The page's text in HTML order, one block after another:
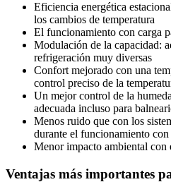
Eficiencia energética
los cambios de temperatura
El funcionamiento con carga
Modulación de la capacidad:
refrigeración muy diversas
Confort mejorado con una
control preciso de la
Un mejor control de la
adecuada incluso para
Menos ruido que con los
durante el funcionamiento con
Menor impacto ambiental con
Ventajas más importantes